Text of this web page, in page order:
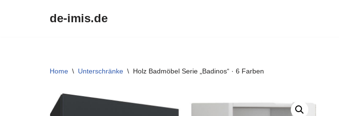
de-imis.de
Home \ Unterschränke \ Holz Badmöbel Serie „Badinos“ · 6 Farben